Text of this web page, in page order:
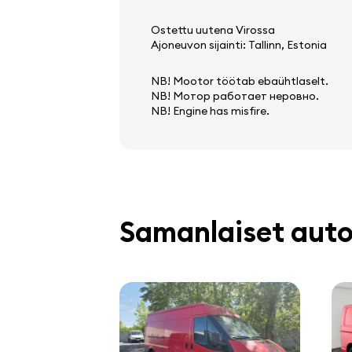
Ostettu uutena Virossa
Ajoneuvon sijainti: Tallinn, Estonia
NB! Mootor töötab ebaühtlaselt.
NB! Мотор работает неровно.
NB! Engine has misfire.
Samanlaiset